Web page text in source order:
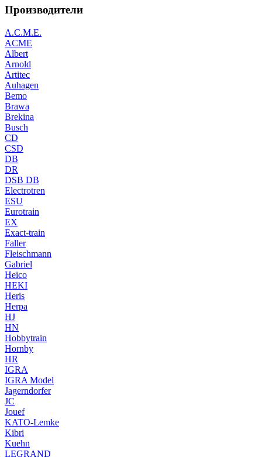
Производители
A.C.M.E.
ACME
Albert
Arnold
Artitec
Auhagen
Bemo
Brawa
Brekina
Busch
CD
CSD
DB
DR
DSB DB
Electrotren
ESU
Eurotrain
EX
Exact-train
Faller
Fleischmann
Gabriel
Heico
HEKI
Heris
Herpa
HJ
HN
Hobbytrain
Hornby
HR
IGRA
IGRA Model
Jagerndorfer
JC
Jouef
KATO-Lemke
Kibri
Kuehn
LEGRAND